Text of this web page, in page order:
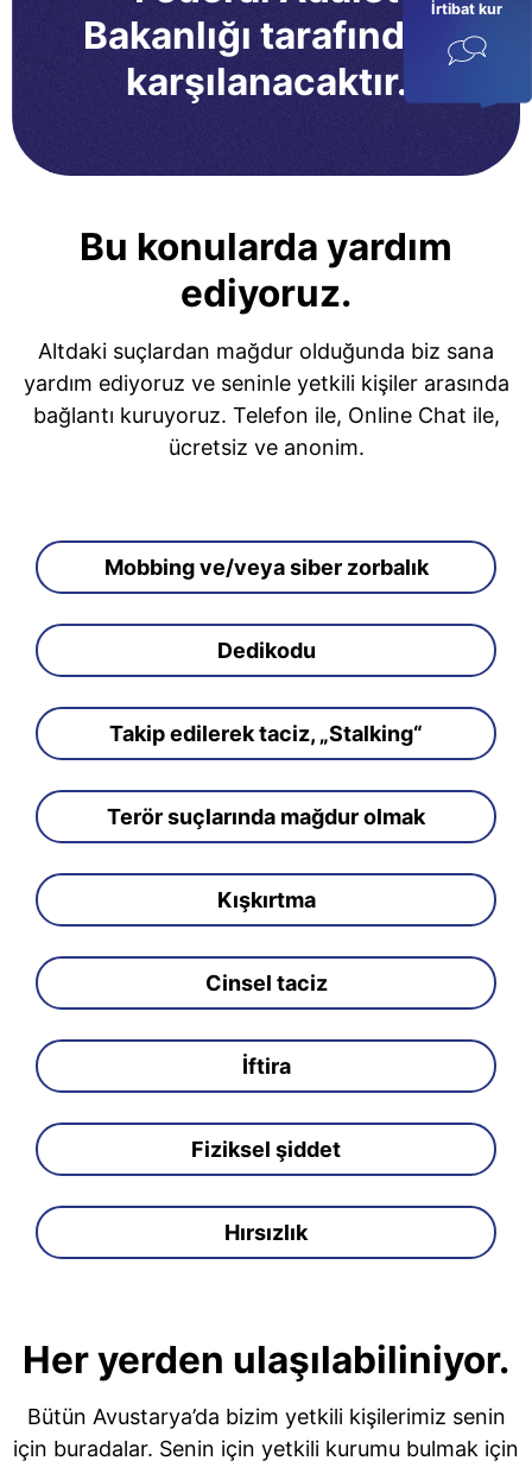
İrtibat kur
Bakanlığı tarafından
karşılanacaktır.
Bu konularda yardım
ediyoruz.
Altdaki suçlardan mağdur olduğunda biz sana
yardım ediyoruz ve seninle yetkili kişiler arasında
bağlantı kuruyoruz. Telefon ile, Online Chat ile,
ücretsiz ve anonim.
Mobbing ve/veya siber zorbalık
Dedikodu
Takip edilerek taciz, „Stalking“
Terör suçlarında mağdur olmak
Kışkırtma
Cinsel taciz
İftira
Fiziksel şiddet
Hırsızlık
Her yerden ulaşılabiliniyor.
Bütün Avustarya’da bizim yetkili kişilerimiz senin
için buradalar. Senin için yetkili kurumu bulmak için